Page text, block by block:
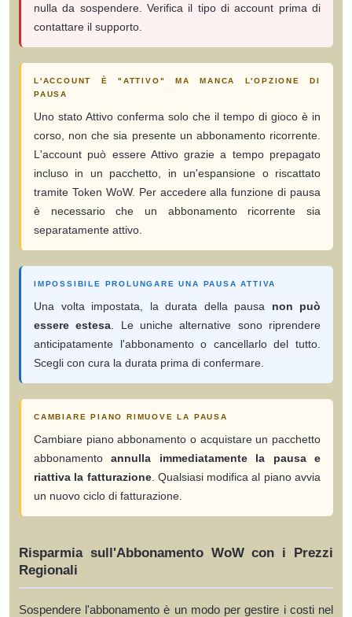
nulla da sospendere. Verifica il tipo di account prima di
contattare il supporto.
L'ACCOUNT È "ATTIVO" MA MANCA L'OPZIONE DI
PAUSA
Uno stato Attivo conferma solo che il tempo di gioco è in
corso, non che sia presente un abbonamento ricorrente.
L'account può essere Attivo grazie a tempo prepagato
incluso in un pacchetto, in un'espansione o riscattato
tramite Token WoW. Per accedere alla funzione di pausa
è necessario che un abbonamento ricorrente sia
separatamente attivo.
IMPOSSIBILE PROLUNGARE UNA PAUSA ATTIVA
Una volta impostata, la durata della pausa non può
essere estesa . Le uniche alternative sono riprendere
anticipatamente l'abbonamento o cancellarlo del tutto.
Scegli con cura la durata prima di confermare.
CAMBIARE PIANO RIMUOVE LA PAUSA
Cambiare piano abbonamento o acquistare un pacchetto
abbonamentoannulla immediatamente la pausa e
riattiva la fatturazione. Qualsiasi modifica al piano avvia
un nuovo ciclo di fatturazione.
Risparmia sull'Abbonamento WoW con i Prezzi
Regionali
Sospendere l'abbonamento è un modo per gestire i costi nel